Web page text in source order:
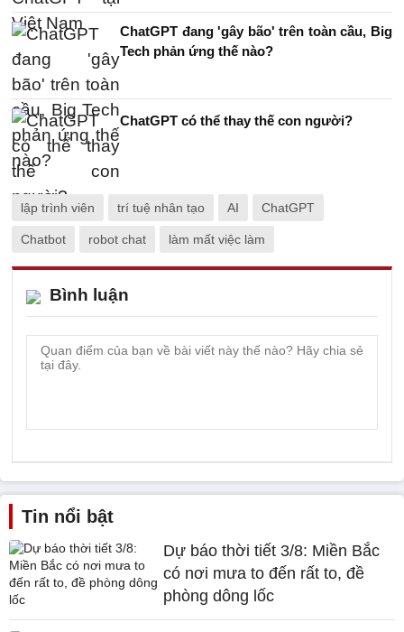
ChatGPT đang 'gây bão' trên toàn cầu, Big
Tech phản ứng thế nào?
ChatGPT có thể thay thế con người?
lập trình viên trí tuệ nhân tạo AI ChatGPT
Chatbot robot chat làm mất việc làm
Bình luận
Tin nổi bật
Dự báo thời tiết 3/8: Miền Bắc
có nơi mưa to đến rất to, đề
phòng dông lốc